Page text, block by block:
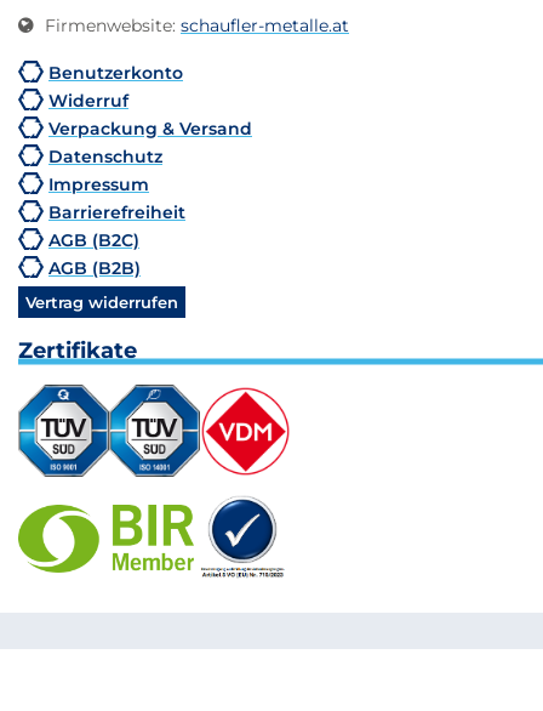
Firmenwebsite: schaufler-metalle.at
Benutzerkonto
Widerruf
Verpackung & Versand
Datenschutz
Impressum
Barrierefreiheit
AGB (B2C)
AGB (B2B)
Vertrag widerrufen
Zertifikate